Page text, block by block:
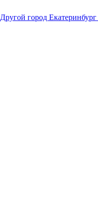
Другой город Екатеринбург